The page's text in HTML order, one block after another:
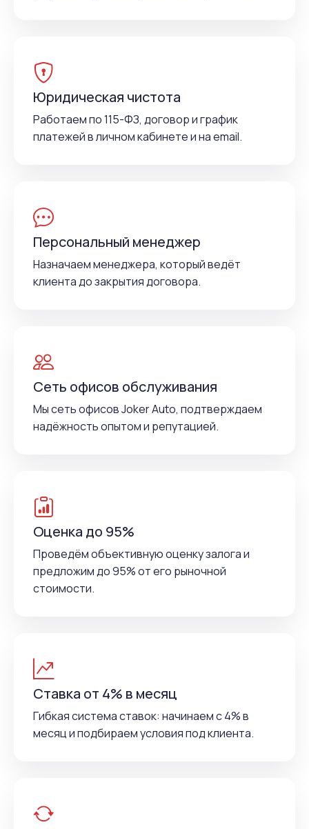
Юридическая чистота
Работаем по 115-ФЗ, договор и график
платежей в личном кабинете и на email.
Персональный менеджер
Назначаем менеджера, который ведёт
клиента до закрытия договора.
Сеть офисов обслуживания
Мы сеть офисов Joker Auto, подтверждаем
надёжность опытом и репутацией.
Оценка до 95%
Проведём объективную оценку залога и
предложим до 95% от его рыночной
стоимости.
Ставка от 4% в месяц
Гибкая система ставок: начинаем с 4% в
месяц и подбираем условия под клиента.